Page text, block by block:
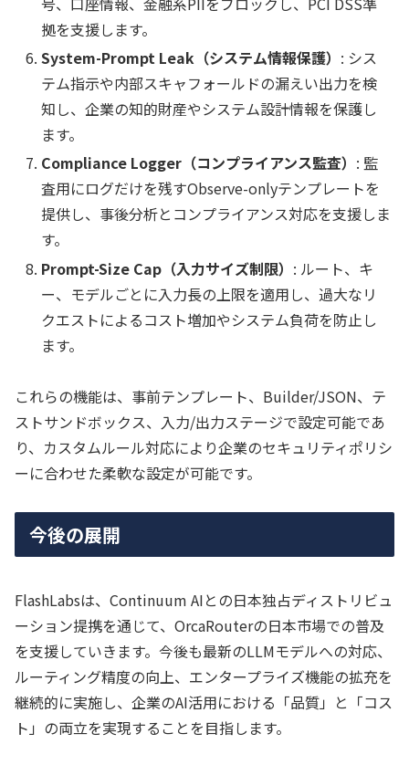
拠を支援します。
System-Prompt Leak（システム情報保護） : シス
テム指示や内部スキャフォールドの漏えい出力を検
知し、企業の知的財産やシステム設計情報を保護し
ます。
Compliance Logger（コンプライアンス監査） : 監
査用にログだけを残すObserve-onlyテンプレートを
提供し、事後分析とコンプライアンス対応を支援しま
す。
Prompt-Size Cap（入力サイズ制限） : ルート、キ
ー、モデルごとに入力長の上限を適用し、過大なリ
クエストによるコスト増加やシステム負荷を防止し
ます。
これらの機能は、事前テンプレート、Builder/JSON、テ
ストサンドボックス、入力/出力ステージで設定可能であ
り、カスタムルール対応により企業のセキュリティポリシ
ーに合わせた柔軟な設定が可能です。
今後の展開
FlashLabsは、Continuum AIとの日本独占ディストリビュ
ーション提携を通じて、OrcaRouterの日本市場での普及
を支援していきます。今後も最新のLLMモデルへの対応、
ルーティング精度の向上、エンタープライズ機能の拡充を
継続的に実施し、企業のAI活用における「品質」と「コス
ト」の両立を実現することを目指します。